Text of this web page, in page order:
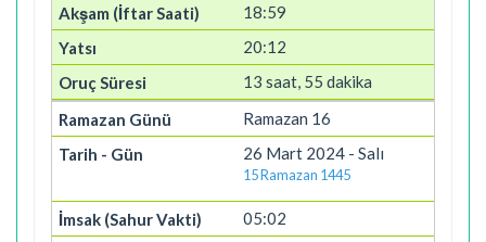
18:59
20:12
13 saat, 55 dakika
Ramazan 16
26 Mart 2024 - Salı
15 Ramazan 1445
05:02